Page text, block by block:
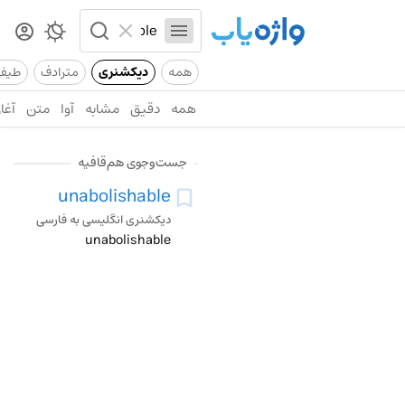
همه دیکشنری مترادف
همه دقیق مشابه آوا متن
جست‌وجوی هم‌قافیه
unabolishable
دیکشنری انگلیسی به فارسی
unabolishable